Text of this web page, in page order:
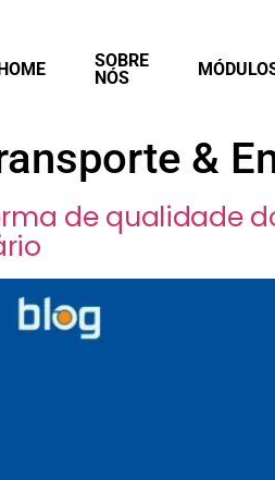
SOBRE
NÓS
&
de qualidade